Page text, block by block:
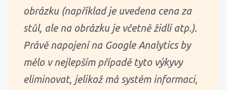
obrázku (například je uvedena cena za
stůl, ale na obrázku je včetně židlí atp.).
Právě napojení na Google Analytics by
mělo v nejlepším případě tyto výkyvy
eliminovat, jelikož má systém informaci,